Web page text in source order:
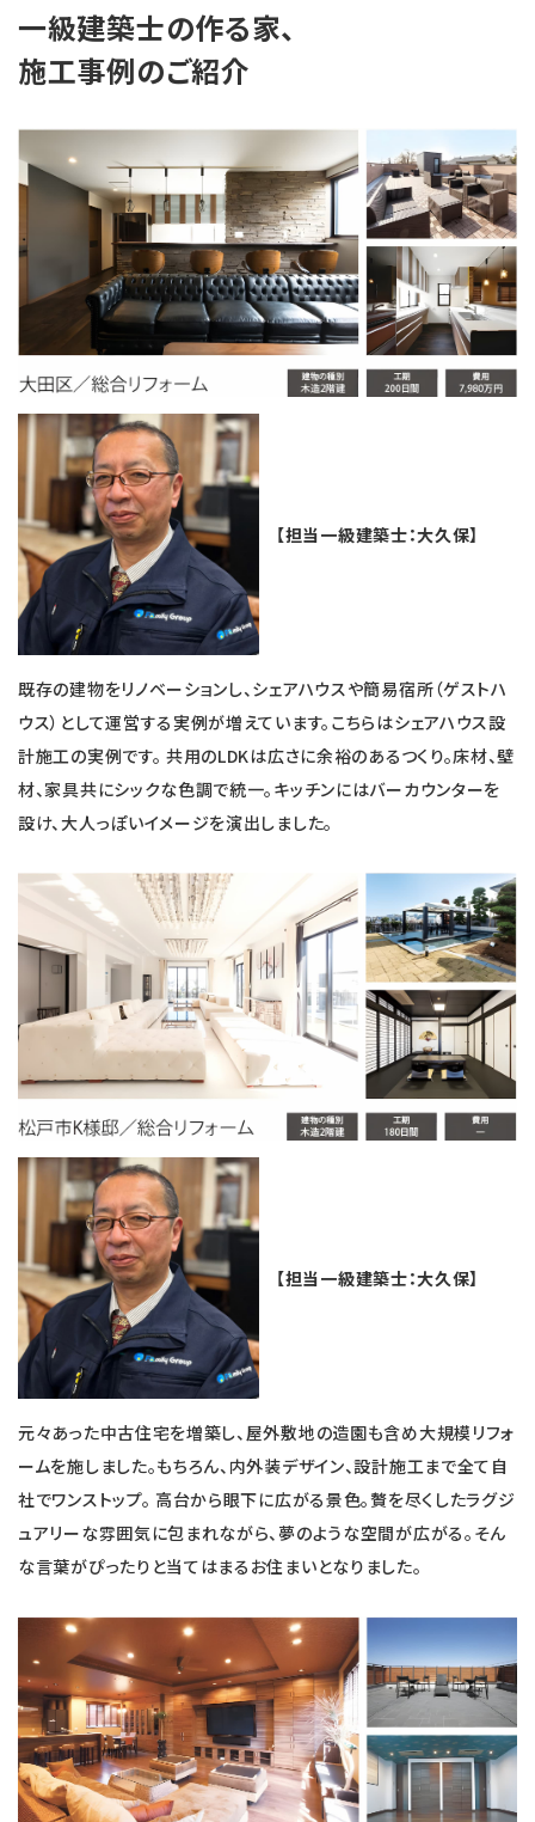
一級建築士の作る家、
施工事例のご紹介
【担当一級建築士：大久保】
既存の建物をリノベーションし、シェアハウスや簡易宿所（ゲストハ
ウス）として運営する実例が増えています。こちらはシェアハウス設
計施工の実例です。 共用のLDKは広さに余裕のあるつくり。床材、壁
材、家具共にシックな色調で統一。キッチンにはバーカウンターを
設け、大人っぽいイメージを演出しました。
【担当一級建築士：大久保】
元々あった中古住宅を増築し、屋外敷地の造園も含め大規模リフォ
ームを施しました。もちろん、内外装デザイン、設計施工まで全て自
社でワンストップ。 高台から眼下に広がる景色。贅を尽くしたラグジ
ュアリーな雰囲気に包まれながら、夢のような空間が広がる。そん
な言葉がぴったりと当てはまるお住まいとなりました。